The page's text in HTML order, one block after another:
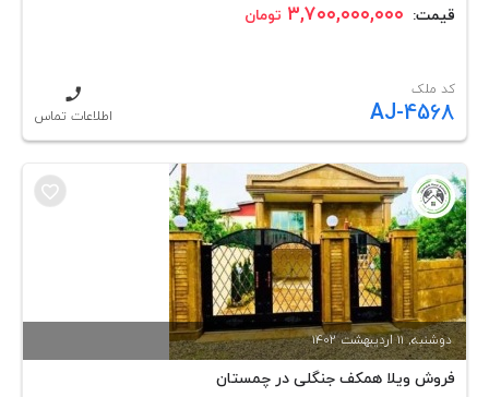
قیمت: ۳,۷۰۰,۰۰۰,۰۰۰ تومان
کد ملک
AJ-4568 اطلاعات تماس
دوشنبه, 11 ارديبهشت 1402
فروش ویلا همکف جنگلی در چمستان